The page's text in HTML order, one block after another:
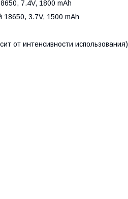
7.4V, 1800 mAh
3.7V, 1500 mAh
от интенсивности использования)